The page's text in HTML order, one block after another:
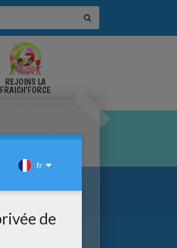
REJOINS LA
FRAICH'FORCE